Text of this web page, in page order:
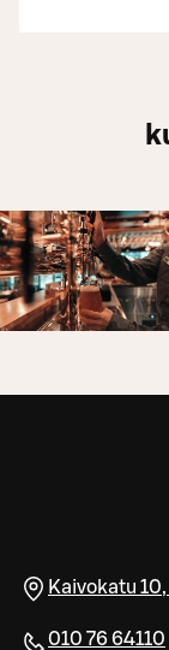
Kaivokatu 10,
010 76 64110